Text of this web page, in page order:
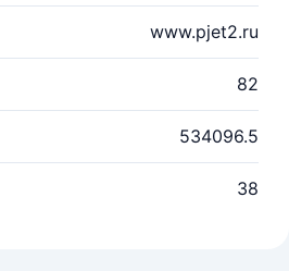
www.pjet2.ru
82
534096.5
38